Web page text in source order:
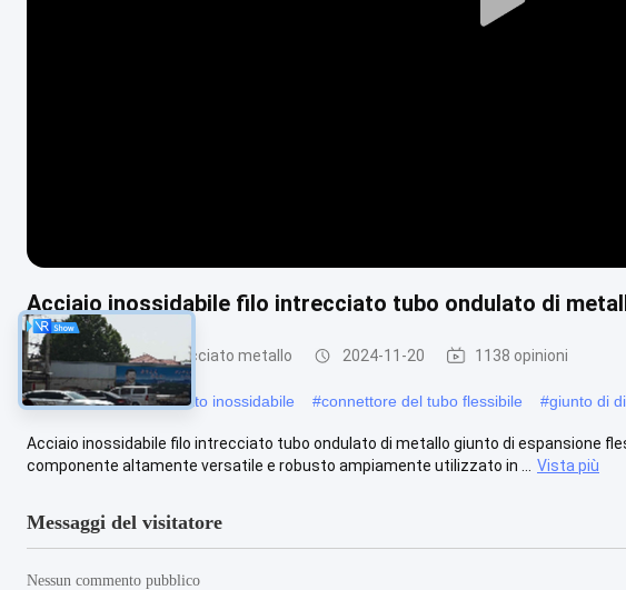
Play
Acciaio inossidabile filo intrecciato tubo ondulato di
Tubo flessibile intrecciato metallo 2024-11-20 1138 opinioni
#tubo flessibile intrecciato inossidabile #connettore del tubo flessibile #giunto di
Acciaio inossidabile filo intrecciato tubo ondulato di metallo giunto di espansione
componente altamente versatile e robusto ampiamente utilizzato in ...
Vista più
Messaggi del visitatore
Nessun commento pubblico